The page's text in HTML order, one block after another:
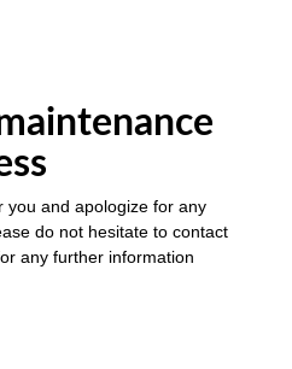
you and apologize for any
do not hesitate to contact
any further information